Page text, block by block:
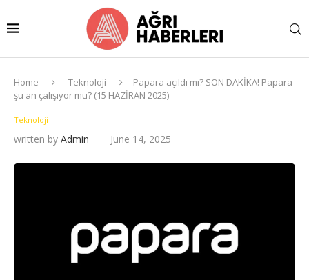
Home Teknoloji
Papara açıldı mı? SON DAKİKA! Papara
şu an çalışıyor mu? (15 HAZİRAN 2025)
Teknoloji
written by Admin June 14, 2025